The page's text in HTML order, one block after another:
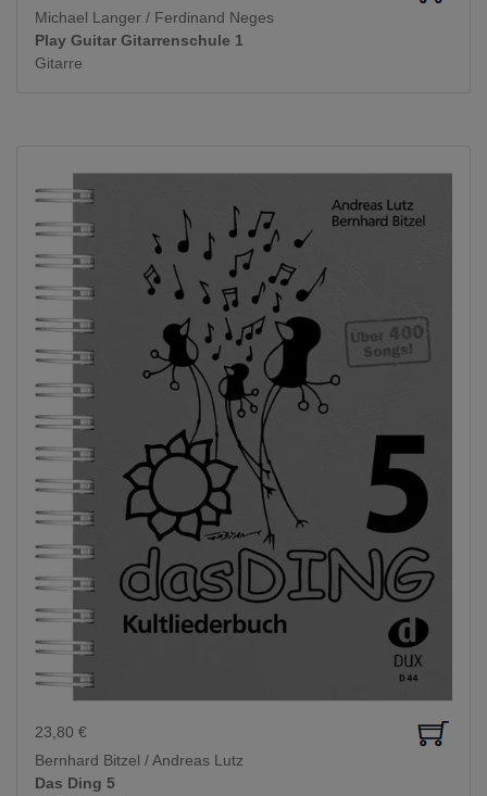
Michael Langer / Ferdinand Neges
Play Guitar Gitarrenschule 1
Gitarre
23,80 €
Bernhard Bitzel / Andreas Lutz
Das Ding 5